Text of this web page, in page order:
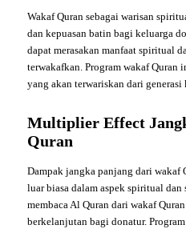
Wakaf Quran sebagai warisan
dan kepuasan batin bagi keluarga
dapat merasakan manfaat spiritual
terwakafkan. Program wakaf
yang akan terwariskan dari generasi
Multiplier Effect
Quran
Dampak jangka panjang dari
luar biasa dalam aspek spiritual
membaca Al Quran dari wakaf
berkelanjutan bagi donatur.